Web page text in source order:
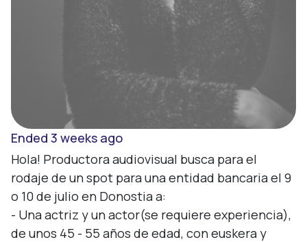
Ended 3 weeks ago
Hola! Productora audiovisual busca para el
rodaje de un spot para una entidad bancaria el 9
o 10 de julio en Donostia a:
- Una actriz y un actor(se requiere experiencia),
de unos 45 - 55 años de edad, con euskera y